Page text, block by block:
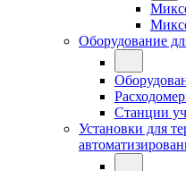
Оборудование
Станции
Установки для